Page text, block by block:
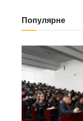
Популярне